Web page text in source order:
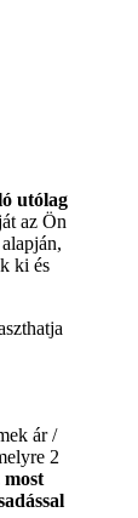
utólag
az Ön
ki és
ár /
2
most